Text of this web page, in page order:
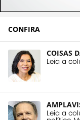
CONFIRA
COISAS
Leia a
Leia a